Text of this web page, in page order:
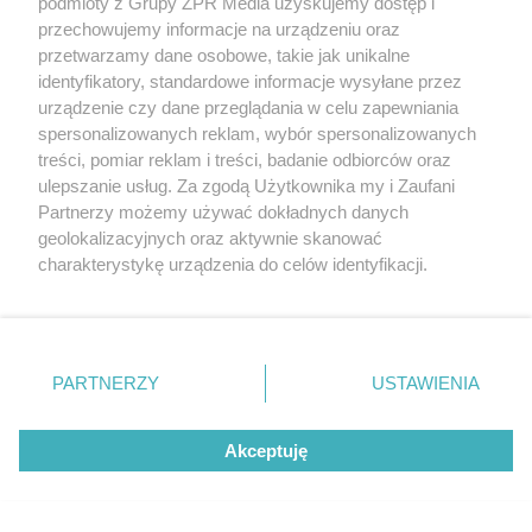
niektóre urazy
lub pozatruciu tlenkiem węgla .
Choroba wieńcowa nazywana jest też dusznicą
bolesną, ponieważ jej objawem są silne bóle i
dusznościw okolicach klatki piersiowej,
występujące w czasie wysiłku. Ból może
promieniować (najczęściej lewostronnie) do ramion,
rąk, a nawet szczęki.
przechowujemy informacje na urządzeniu oraz
przetwarzamy dane osobowe, takie jak unikalne
identyfikatory, standardowe informacje wysyłane przez
urządzenie czy dane przeglądania w celu zapewniania
spersonalizowanych reklam, wybór spersonalizowanych
treści, pomiar reklam i treści, badanie odbiorców oraz
ulepszanie usług. Za zgodą Użytkownika my i Zaufani
Partnerzy możemy używać dokładnych danych
geolokalizacyjnych oraz aktywnie skanować
charakterystykę urządzenia do celów identyfikacji.
zmienić/wycofać klikając przycisk ustawień prywatności
znajdujący się w lewym dolnym rogu strony
rodzaje przetwarzania danych nie wymagają zgody
użytkownika, ale masz prawo sprzeciwić się takiemu
przetwarzaniu. Preferencje będą miały zastosowanie tylko
PARTNERZY USTAWIENIA
Akceptuję